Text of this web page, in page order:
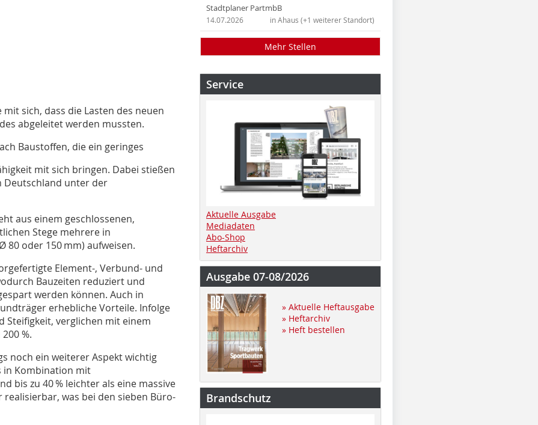
sich, dass die Lasten des neuen
abgeleitet werden mussten.
Baustoffen, die ein geringes
mit sich bringen. Dabei stießen
Deutschland unter der
aus einem geschlossenen,
Stege mehrere in
80 oder 150 mm) aufweisen.
Element-, Verbund- und
Bauzeiten reduziert und
werden können. Auch in
erhebliche Vorteile. Infolge
Steifigkeit, ver­glichen mit einem
%.
noch ein weiterer Aspekt wichtig
in Kombination mit
bis zu 40 % leichter als eine massive
was bei den sieben Büro-
Stadtplaner PartmbB
in Ahaus (+1 weiterer Standort)
14.07.2026
Mehr Stellen
Service
Aktuelle Ausgabe
Mediadaten
Abo-Shop
Heftarchiv
Ausgabe 07-08/2026
» Aktuelle Heftausgabe
» Heftarchiv
» Heft bestellen
Brandschutz